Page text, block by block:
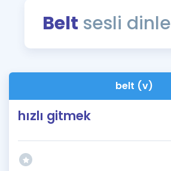
Blog
İngilizce Gramer
Belt sesli dinle
belt (v)
hızlı gitmek